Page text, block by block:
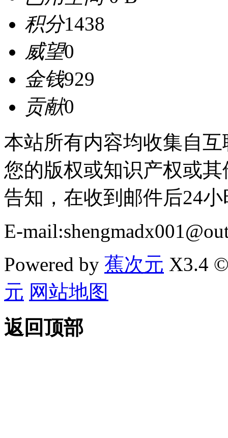
积分1438
威望0
金钱929
贡献0
本站所有内容均收集自
您的版权或知识产权或
告知，在收到邮件后24
E-
Powered by 蕉次元 X3.4
元 网站地图
返回顶部